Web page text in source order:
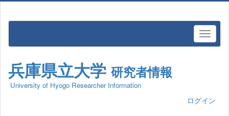
兵庫県立大学 研究者情報
University of Hyogo Researcher Information
ログイン